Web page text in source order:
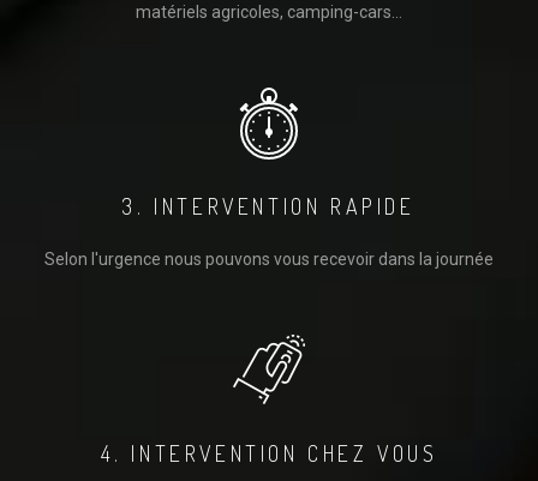
matériels agricoles, camping-cars...
3. INTERVENTION RAPIDE
Selon l'urgence nous pouvons vous recevoir dans la journée
4. INTERVENTION CHEZ VOUS